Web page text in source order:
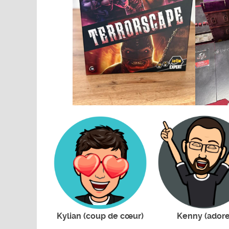
Kylian (coup de cœur) Kenny